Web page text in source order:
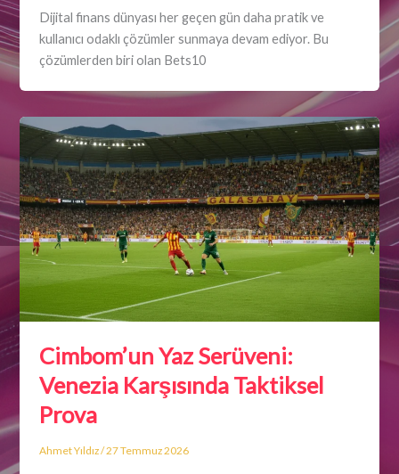
Dijital finans dünyası her geçen gün daha pratik ve
kullanıcı odaklı çözümler sunmaya devam ediyor. Bu
çözümlerden biri olan Bets10
Cimbom’un Yaz Serüveni:
Venezia Karşısında Taktiksel
Prova
Ahmet Yıldız/27 Temmuz 2026